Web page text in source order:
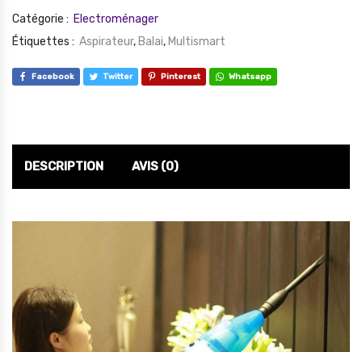
Catégorie : Electroménager
Étiquettes : Aspirateur, Balai, Multismart
Facebook Twitter Pinterest Whatsapp
DESCRIPTION AVIS (0)